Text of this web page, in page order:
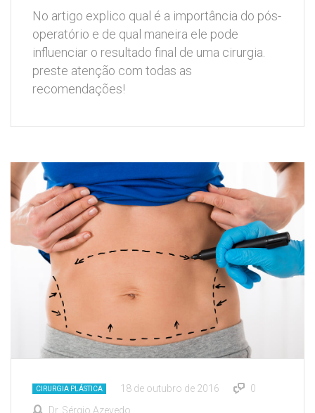
No artigo explico qual é a importância do pós-
operatório e de qual maneira ele pode
influenciar o resultado final de uma cirurgia.
preste atenção com todas as
recomendações!
CIRURGIA PLÁSTICA 18 de outubro de 2016
0
Dr. Sérgio Azevedo